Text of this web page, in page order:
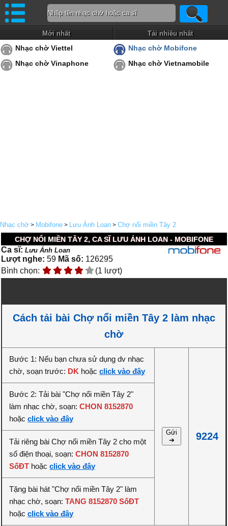
Mới nhất Tải nhiều nhất
Nhạc chờ Viettel
Nhạc chờ Mobifone
Nhạc chờ Vinaphone
Nhạc chờ Vietnamobile
Nhạc chờ > Mobifone > Lưu Ánh Loan > Chợ nổi miền Tây 2
CHỢ NỔI MIỀN TÂY 2, CA SĨ LƯU ÁNH LOAN - MOBIFONE
Ca sĩ:Lưu Ánh Loan
Lượt nghe: 59 Mã số: 126295
Bình chọn:
(1 lượt)
Cách tải bài Chợ nổi miền Tây 2 làm nhạc
chờ
Bước 1: Nếu bạn chưa sử dụng dv nhạc
chờ, soạn trước: DK hoặcclick vào đây
Gửi
➔
9224
Bước 2: Tải bài "Chợ nổi miền Tây 2"
làm nhạc chờ, soạn:CHON 8152870
hoặcclick vào đây
Tải riêng bài Chợ nổi miền Tây 2 cho một
số điện thoại, soạn:CHON 8152870
SốĐT hoặcclick vào đây
Tặng bài hát "Chợ nổi miền Tây 2" làm
nhạc chờ, soạn:TANG 8152870 SốĐT
hoặcclick vào đây